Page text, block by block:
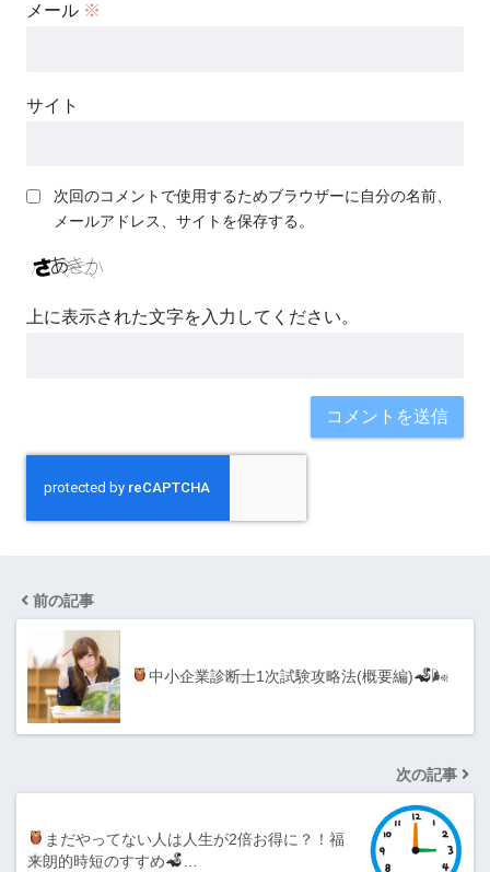
メール ※
サイト
次回のコメントで使用するためブラウザーに自分の名前、
メールアドレス、サイトを保存する。
上に表示された文字を入力してください。
前の記事
中小企業診断士1次試験攻略法(概要編) 🌬
次の記事
まだやってない人は人生が2倍お得に？！福
来朗的時短のすすめ